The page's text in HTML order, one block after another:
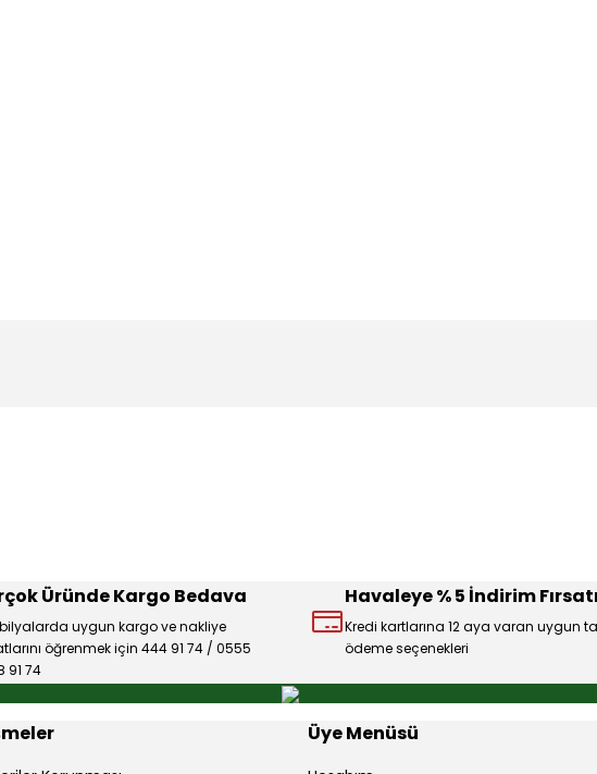
Gönder
Üründe Kargo Bedava
uygun kargo ve nakliye
öğrenmek için 444 91 74 / 0555
91 74
Havaleye % 5 İndirim Fırsatı
Kredi kartlarına 12 aya varan uygun
ödeme seçenekleri
Üye Menüsü